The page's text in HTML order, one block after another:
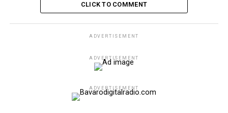
CLICK TO COMMENT
ADVERTISEMENT
ADVERTISEMENT
ADVERTISEMENT